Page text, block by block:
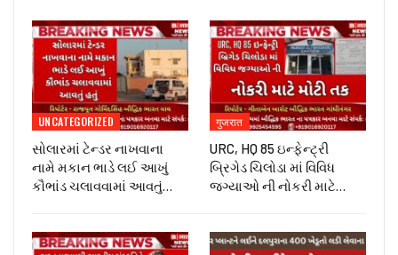
UNCATEGORIZED
સોલારમાં ટેન્ડર નાખવાના
નામે મકાન ભાડે લઈ આખું
કૌભાંડ ચલાવવામાં આવતું…
गुजरात
URC, HQ 85 ઇન્ફેન્ટ્રી
બ્રિગેડ ચિલોડા માં વિવિધ
જગ્યાઓ ની નોકરી માટે…